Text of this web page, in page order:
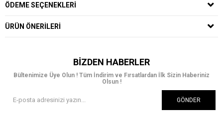
ÖDEME SEÇENEKLERI
ÜRÜN ÖNERILERI
BIZDEN HABERLER
Bültenimize Üye Olun ! Tüm İndirim ve Fırsatlardan İlk Sizin Haberiniz
Olsun !
GÖNDER